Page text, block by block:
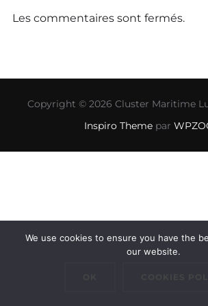
Les commentaires sont fermés.
Copyright © 2026 Cluster Maritime
Inspiro Themepar
We use cookies to ensure you have the
our website.